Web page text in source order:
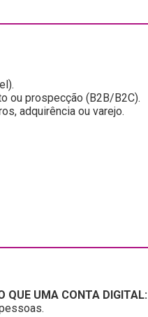
ou prospecção (B2B/B2C).
adquirência ou varejo.
QUE UMA CONTA DIGITAL: